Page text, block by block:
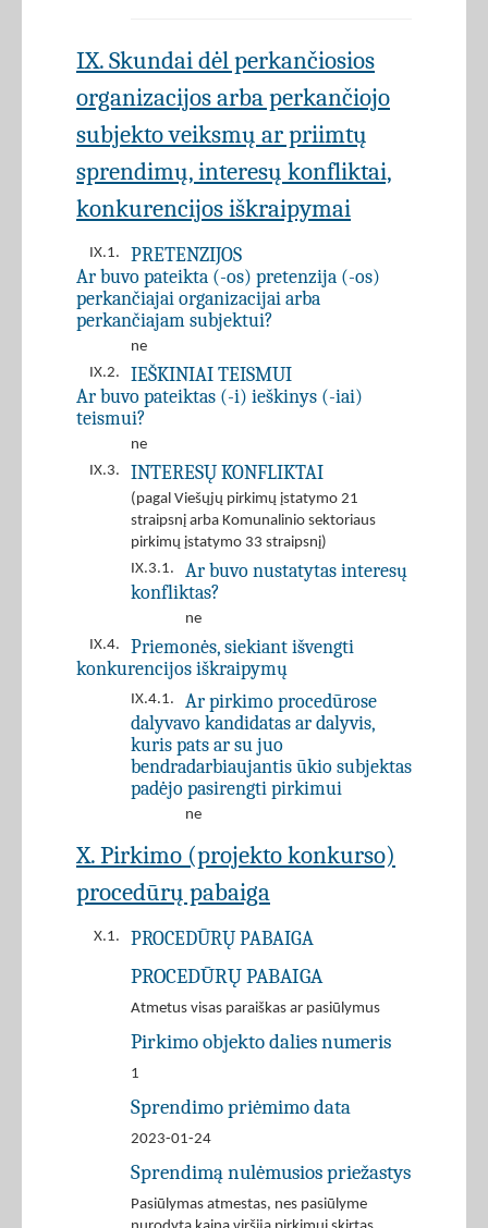
IX. Skundai dėl perkančiosios
organizacijos arba perkančiojo
subjekto veiksmų ar priimtų
sprendimų, interesų konfliktai,
konkurencijos iškraipymai
IX.1.
PRETENZIJOS
Ar buvo pateikta (-os) pretenzija (-os)
perkančiajai organizacijai arba
perkančiajam subjektui?
ne
IX.2.
IEŠKINIAI TEISMUI
Ar buvo pateiktas (-i) ieškinys (-iai)
teismui?
ne
IX.3.
INTERESŲ KONFLIKTAI
(pagal Viešųjų pirkimų įstatymo 21
straipsnį arba Komunalinio sektoriaus
pirkimų įstatymo 33 straipsnį)
IX.3.1.
Ar buvo nustatytas interesų
konfliktas?
ne
IX.4.
Priemonės, siekiant išvengti
konkurencijos iškraipymų
IX.4.1.
Ar pirkimo procedūrose
dalyvavo kandidatas ar dalyvis,
kuris pats ar su juo
bendradarbiaujantis ūkio subjektas
padėjo pasirengti pirkimui
ne
X. Pirkimo (projekto konkurso)
procedūrų pabaiga
X.1. PROCEDŪRŲ PABAIGA
PROCEDŪRŲ PABAIGA
Atmetus visas paraiškas ar pasiūlymus
Pirkimo objekto dalies numeris
1
Sprendimo priėmimo data
2023-01-24
Sprendimą nulėmusios priežastys
Pasiūlymas atmestas, nes pasiūlyme